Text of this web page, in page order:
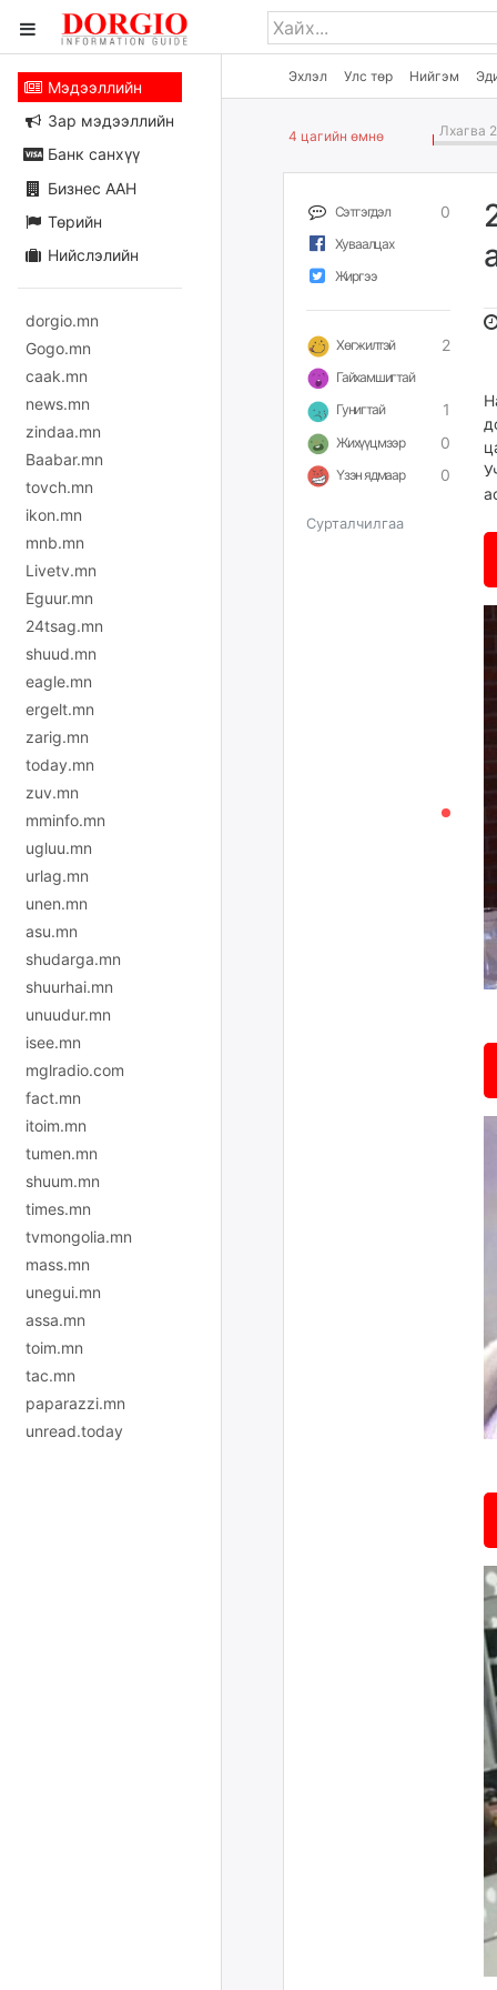
Эхлэл Улс төр Нийгэм
Мэдээллийн
Зар мэдээллийн
Банк санхүү
Бизнес ААН
Төрийн
Нийслэлийн
dorgio.mn
Gogo.mn
caak.mn
news.mn
zindaa.mn
Baabar.mn
tovch.mn
ikon.mn
mnb.mn
Livetv.mn
Eguur.mn
24tsag.mn
shuud.mn
eagle.mn
ergelt.mn
zarig.mn
today.mn
zuv.mn
mminfo.mn
ugluu.mn
urlag.mn
unen.mn
asu.mn
shudarga.mn
shuurhai.mn
unuudur.mn
isee.mn
mglradio.com
fact.mn
itoim.mn
tumen.mn
shuum.mn
times.mn
tvmongolia.mn
mass.mn
unegui.mn
assa.mn
toim.mn
tac.mn
paparazzi.mn
unread.today
4 цагийн өмнө Лхагва
Сэтгэгдэл 0
Хуваалцах
Жиргээ
Хөгжилтэй 2
Гайхамшигтай
Гунигтай
1
Жихүүцмээр 0
Үзэн ядмаар 0
Сурталчилгаа